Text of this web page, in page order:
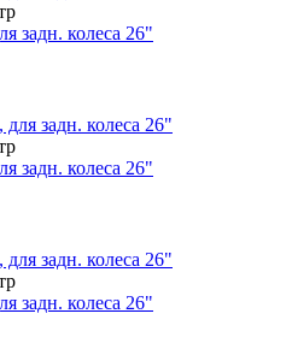
задн. колеса 26"
задн. колеса 26"
задн. колеса 26"